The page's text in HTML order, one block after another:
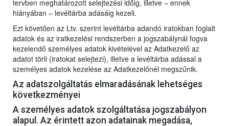
tervben meghatározott selejtezési időig, illetve – ennek
hiányában – levéltárba adásáig kezeli.
Ezt követően az Ltv. szerint levéltárba adandó iratokban foglalt
adatok és az iratkezelési rendszerben a jogszabálynál fogva
kezelendő személyes adatok kivételével az Adatkezelő az
adatot törli (iratokat selejtezi), illetve a levéltárba adással a
személyes adatok kezelése az Adatkezelőnél megszűnik.
Az adatszolgáltatás elmaradásának lehetséges
következményei
A személyes adatok szolgáltatása jogszabályon
alapul. Az érintett azon adatainak megadása,